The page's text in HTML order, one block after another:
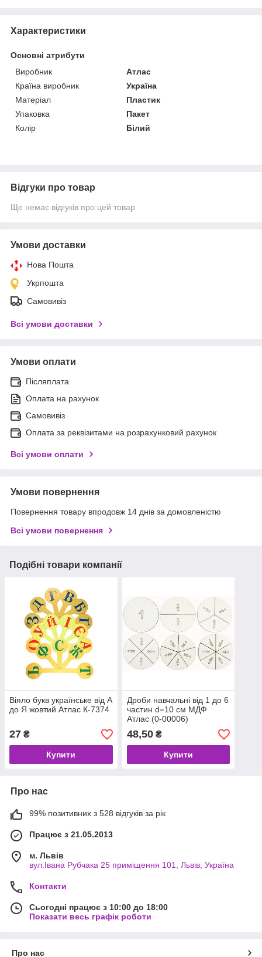
Характеристики
Основні атрибути
Виробник
Атлас
Країна виробник
Україна
Матеріал
Пластик
Упаковка
Пакет
Колір
Білий
Відгуки про товар
Ще немає відгуків про цей товар
Умови доставки
Нова Пошта
Укрпошта
Самовивіз
Всі умови доставки
Умови оплати
Післяплата
Оплата на рахунок
Самовивіз
Оплата за реквізитами на розрахунковий рахунок
Всі умови оплати
Умови повернення
Повернення товару впродовж 14 днів за домовленістю
Всі умови повернення
Подібні товари компанії
Віяло букв українське від А
до Я жовтий Атлас К-7374
27 ₴
Купити
Дроби навчальні від 1 до 6
частин d=10 см МДФ
Атлас (0-00006)
48,50₴
Купити
Про нас
99% позитивних з 528 відгуків за рік
Працює з 21.05.2013
м. Львів
вул.Івана Рубчака 25 приміщення 101, Львів, Україна
Контакти
Сьогодні працює з 10:00 до 18:00
Показати весь графік роботи
Про нас